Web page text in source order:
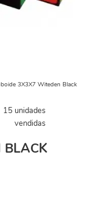
3X3X7 Witeden Black
15 unidades
vendidas
BLACK